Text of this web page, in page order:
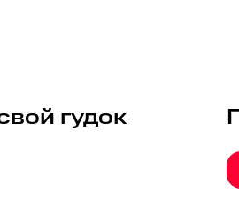
гудок